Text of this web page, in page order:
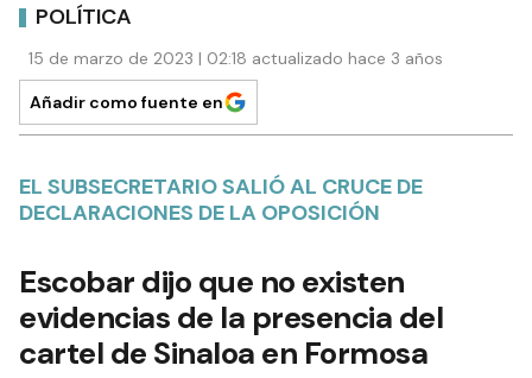
POLÍTICA
15 de marzo de 2023 | 02:18 actualizado hace 3 años
Añadir como fuente en
EL SUBSECRETARIO SALIÓ AL CRUCE DE
DECLARACIONES DE LA OPOSICIÓN
Escobar dijo que no existen
evidencias de la presencia del
cartel de Sinaloa en Formosa